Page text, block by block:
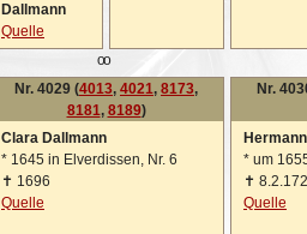
Dallmann
Quelle
oo
Nr. 4029 (4013, 4021, 8173,
8181, 8189)
Clara Dallmann
* 1645 in Elverdissen, Nr. 6
✝ 1696
Quelle
Nr.
* um
✝
Quelle